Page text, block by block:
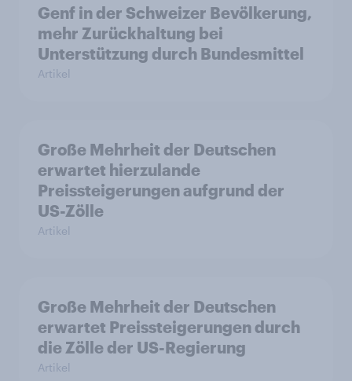
Genf in der Schweizer Bevölkerung,
mehr Zurückhaltung bei
Unterstützung durch Bundesmittel
Artikel
Große Mehrheit der Deutschen
erwartet hierzulande
Preissteigerungen aufgrund der
US-Zölle
Artikel
Große Mehrheit der Deutschen
erwartet Preissteigerungen durch
die Zölle der US-Regierung
Artikel